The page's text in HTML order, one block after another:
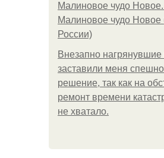
Малиновое чудо
Малиновое чудо
России)
Внезапно нагрянувшие
заставили меня спешно
решение, так как на
ремонт времени
не хватало.